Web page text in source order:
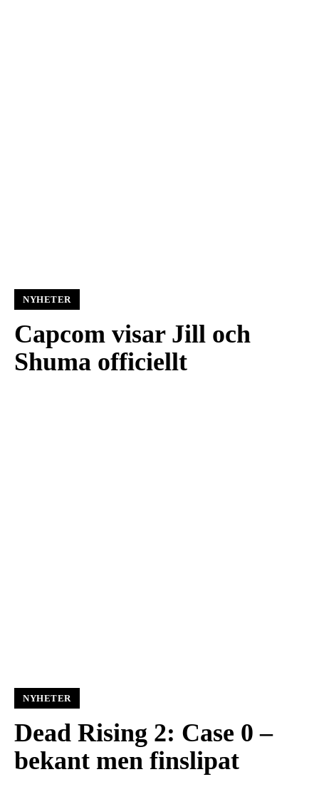
NYHETER
Capcom visar Jill och
Shuma officiellt
NYHETER
Dead Rising 2: Case 0 –
bekant men finslipat